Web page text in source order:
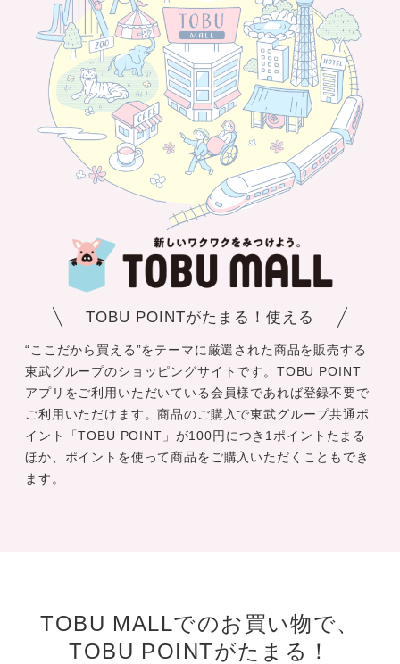
TOBU POINTがたまる！使える
“ここだから買える”をテーマに厳選された商品を販売する
東武グループのショッピングサイトです。TOBU POINT
アプリをご利用いただいている会員様であれば登録不要で
ご利用いただけます。商品のご購入で東武グループ共通ポ
イント「TOBU POINT」が100円につき1ポイントたまる
ほか、ポイントを使って商品をご購入いただくこともでき
ます。
TOBU MALLでのお買い物で、
TOBU POINTがたまる！